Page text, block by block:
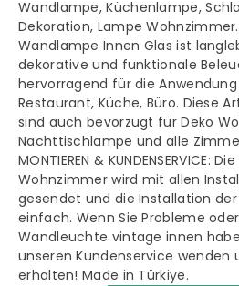
Wandlampe, Küchenlampe,
Dekoration, Lampe Wohnzimmer.
Wandlampe Innen Glas ist
dekorative und funktionale
hervorragend für die
Restaurant, Küche, Büro. Diese
sind auch bevorzugt für Deko
Nachttischlampe und alle Zimmer
MONTIEREN & KUNDENSERVICE:
Wohnzimmer wird mit allen
gesendet und die Installation
einfach. Wenn Sie Probleme
Wandleuchte vintage innen
unseren Kundenservice wenden
erhalten! Made in Türkiye.